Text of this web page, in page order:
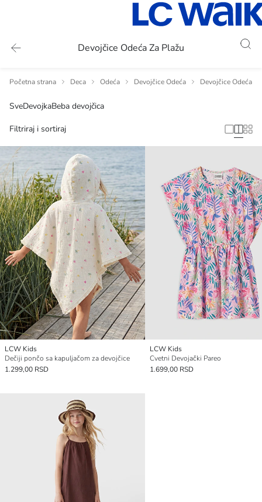
Devojčice Odeća Za Plažu
Početna strana Deca Odeća Devojčice Odeća Devojčice Odeća
SveDevojkaBeba devojčica
Filtriraj i sortiraj
LCW Kids
Dečiji pončo sa kapuljačom za devojčice
1.299,00 RSD
LCW Kids
Cvetni Devojački Pareo
1.699,00 RSD